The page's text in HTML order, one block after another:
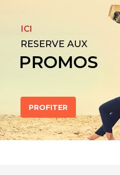
ICI
RESERVE AUX
PROMOS
PROFITER